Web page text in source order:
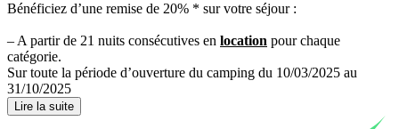
Bénéficiez d’une remise de 20% * sur votre séjour :
– A partir de 21 nuits consécutives en location pour chaque
catégorie.
Sur toute la période d’ouverture du camping du 10/03/2025 au
31/10/2025
Lire la suite